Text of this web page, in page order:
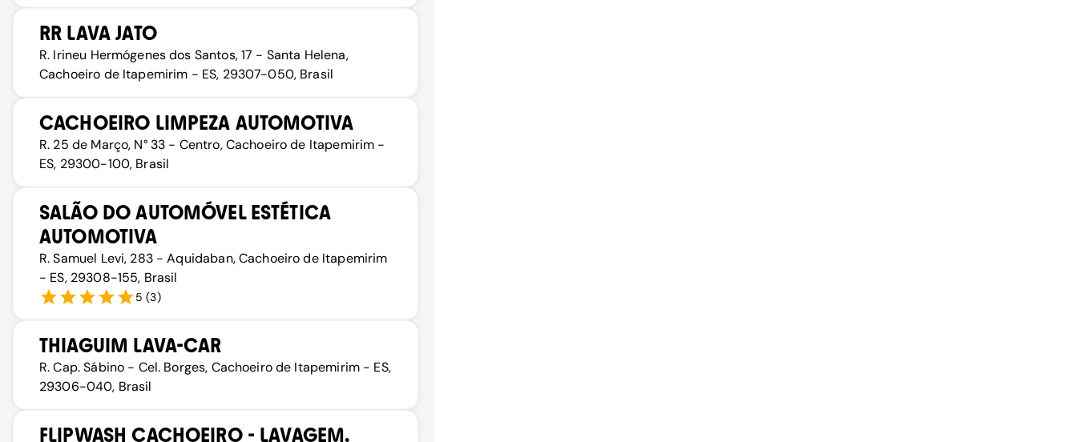
RR LAVA JATO
R. Irineu Hermógenes dos Santos, 17 - Santa Helena,
Cachoeiro de Itapemirim - ES, 29307-050, Brasil
CACHOEIRO LIMPEZA AUTOMOTIVA
R. 25 de Março, N° 33 - Centro, Cachoeiro de Itapemirim -
ES, 29300-100, Brasil
SALÃO DO AUTOMÓVEL ESTÉTICA
AUTOMOTIVA
R. Samuel Levi, 283 - Aquidaban, Cachoeiro de Itapemirim
- ES, 29308-155, Brasil
5 (3)
THIAGUIM LAVA-CAR
R. Cap. Sábino - Cel. Borges, Cachoeiro de Itapemirim - ES,
29306-040, Brasil
FLIPWASH CACHOEIRO - LAVAGEM,